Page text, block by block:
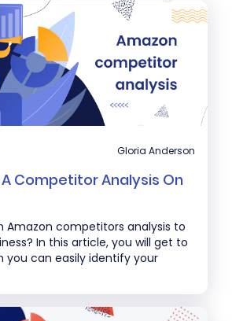
Gloria Anderson
A Competitor Analysis On
Amazon competitors analysis to
In this article, you will get to
you can easily identify your